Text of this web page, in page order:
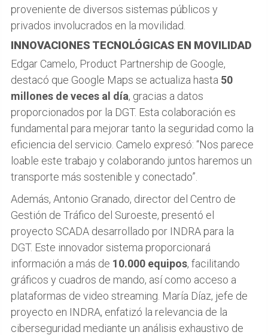
proveniente de diversos sistemas públicos y
privados involucrados en la movilidad.
INNOVACIONES TECNOLÓGICAS EN MOVILIDAD
Edgar Camelo, Product Partnership de Google,
destacó que Google Maps se actualiza hasta 50
millones de veces al día, gracias a datos
proporcionados por la DGT. Esta colaboración es
fundamental para mejorar tanto la seguridad como la
eficiencia del servicio. Camelo expresó: “Nos parece
loable este trabajo y colaborando juntos haremos un
transporte más sostenible y conectado”.
Además, Antonio Granado, director del Centro de
Gestión de Tráfico del Suroeste, presentó el
proyecto SCADA desarrollado por INDRA para la
DGT. Este innovador sistema proporcionará
información a más de 10.000 equipos, facilitando
gráficos y cuadros de mando, así como acceso a
plataformas de video streaming. María Díaz, jefe de
proyecto en INDRA, enfatizó la relevancia de la
ciberseguridad mediante un análisis exhaustivo de